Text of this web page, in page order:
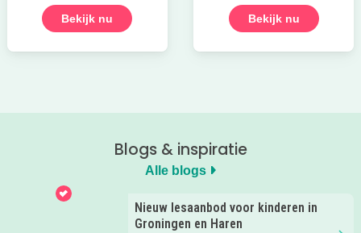
Bekijk nu Bekijk nu
Blogs & inspiratie
Alle blogs
Nieuw lesaanbod voor kinderen in
Groningen en Haren